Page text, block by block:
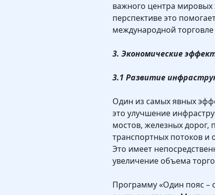
важного центра мировых
перспективе это
международной
3. Экономические
3.1 Развитие
Один из самых явных
это улучшение
мостов, железных дорог,
транспортных потоков и
Это имеет
увеличение объема
Программу «Один пояс –